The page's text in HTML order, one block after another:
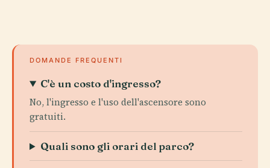
DOMANDE FREQUENTI
C'è un costo d'ingresso?
No, l'ingresso e l'uso dell'ascensore sono
gratuiti.
Quali sono gli orari del parco?